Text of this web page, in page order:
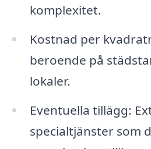
komplexitet.
Kostnad per
beroende på
lokaler.
Eventuella tillägg:
specialtjänster som